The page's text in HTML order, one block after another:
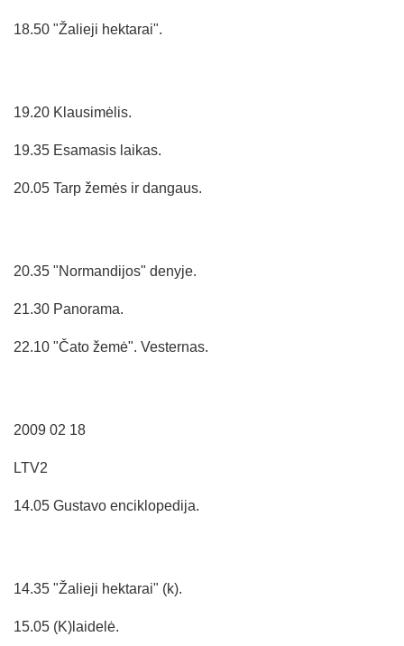
18.50 "Žalieji hektarai".
19.20 Klausimėlis.
19.35 Esamasis laikas.
20.05 Tarp žemės ir dangaus.
20.35 "Normandijos" denyje.
21.30 Panorama.
22.10 "Čato žemė". Vesternas.
2009 02 18
LTV2
14.05 Gustavo enciklopedija.
14.35 "Žalieji hektarai" (k).
15.05 (K)laidelė.